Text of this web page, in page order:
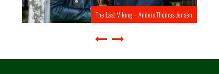
The Last Viking – Anders Thomas Jensen